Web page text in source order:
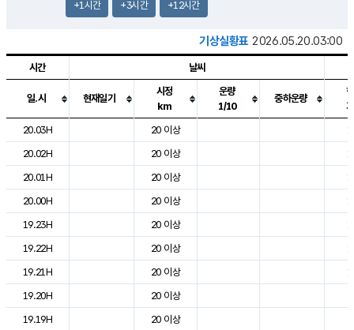
+1시간 +3시간 +12시간
기상실황표 2026.05.20.03:00
도시별 기상실황표로 지점, 날씨, 기온, 강수, 바람, 기압등을 안내한 표입
시간 날씨
일.시 현재일기
시정
km
운량
1/10
중하운량
20.03H
20 이상
20.02H
20 이상
20.01H
20 이상
20.00H
20 이상
19.23H
20 이상
19.22H
20 이상
19.21H
20 이상
19.20H
20 이상
19.19H
20 이상